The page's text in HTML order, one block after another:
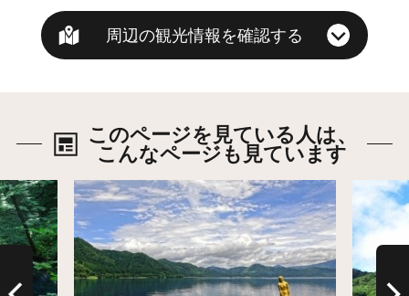
周辺の観光情報を確認する
このページを見ている人は、
こんなページも見ています
詳細はこちら 詳細